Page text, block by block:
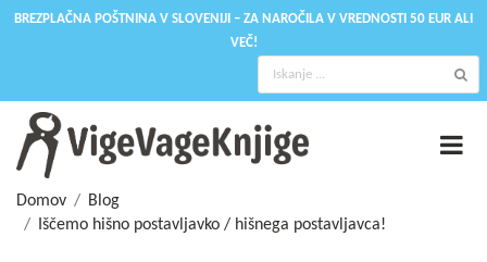
BREZPLAČNA POŠTNINA V SLOVENIJI – ZA NAROČILA V VREDNOSTI 50 EUR ALI
VEČ!
Domov
Blog
Iščemo hišno postavljavko / hišnega postavljavca!